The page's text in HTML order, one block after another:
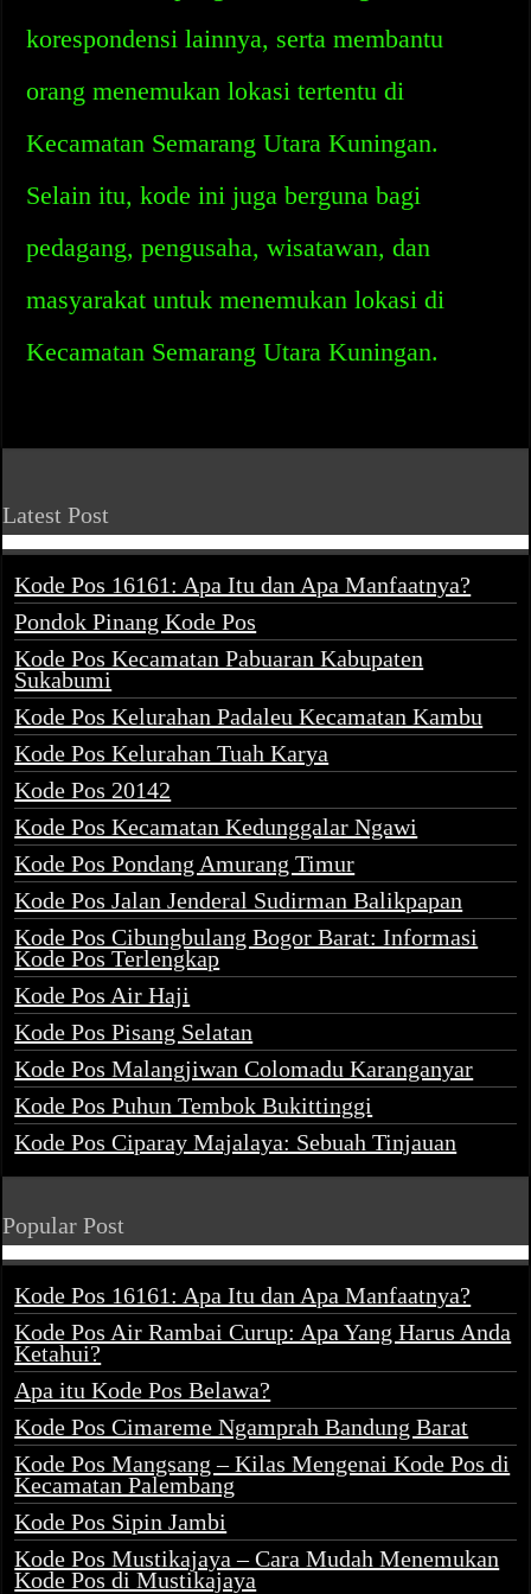
korespondensi lainnya, serta membantu
orang menemukan lokasi tertentu di
Kecamatan Semarang Utara Kuningan.
Selain itu, kode ini juga berguna bagi
pedagang, pengusaha, wisatawan, dan
masyarakat untuk menemukan lokasi di
Kecamatan Semarang Utara Kuningan.
Latest Post
Kode Pos 16161: Apa Itu dan Apa Manfaatnya?
Pondok Pinang Kode Pos
Kode Pos Kecamatan Pabuaran Kabupaten
Sukabumi
Kode Pos Kelurahan Padaleu Kecamatan Kambu
Kode Pos Kelurahan Tuah Karya
Kode Pos 20142
Kode Pos Kecamatan Kedunggalar Ngawi
Kode Pos Pondang Amurang Timur
Kode Pos Jalan Jenderal Sudirman Balikpapan
Kode Pos Cibungbulang Bogor Barat: Informasi
Kode Pos Terlengkap
Kode Pos Air Haji
Kode Pos Pisang Selatan
Kode Pos Malangjiwan Colomadu Karanganyar
Kode Pos Puhun Tembok Bukittinggi
Kode Pos Ciparay Majalaya: Sebuah Tinjauan
Popular Post
Kode Pos 16161: Apa Itu dan Apa Manfaatnya?
Kode Pos Air Rambai Curup: Apa Yang Harus Anda
Ketahui?
Apa itu Kode Pos Belawa?
Kode Pos Cimareme Ngamprah Bandung Barat
Kode Pos Mangsang – Kilas Mengenai Kode Pos di
Kecamatan Palembang
Kode Pos Sipin Jambi
Kode Pos Mustikajaya – Cara Mudah Menemukan
Kode Pos di Mustikajaya